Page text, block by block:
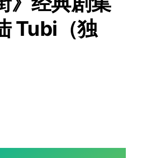
Tubi（独